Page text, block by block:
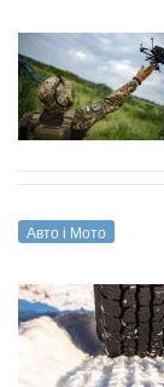
Авто і Мото